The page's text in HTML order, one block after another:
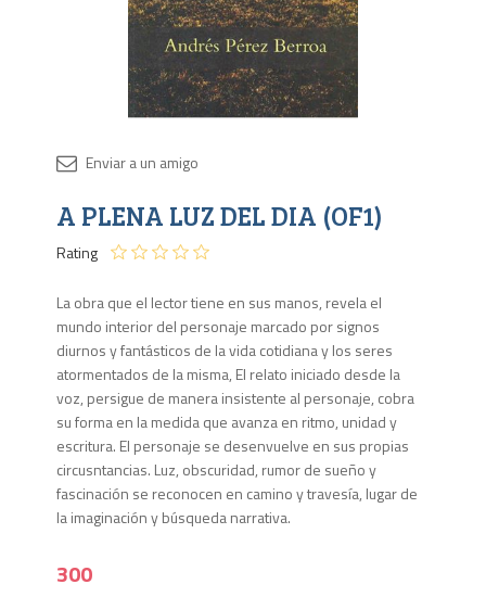
A PLENA LUZ DEL DIA (OF1)
Rating
La obra que el lector tiene en sus manos, revela el
mundo interior del personaje marcado por signos
diurnos y fantásticos de la vida cotidiana y los seres
atormentados de la misma, El relato iniciado desde la
voz, persigue de manera insistente al personaje, cobra
su forma en la medida que avanza en ritmo, unidad y
escritura. El personaje se desenvuelve en sus propias
circusntancias. Luz, obscuridad, rumor de sueño y
fascinación se reconocen en camino y travesía, lugar de
la imaginación y búsqueda narrativa.
300